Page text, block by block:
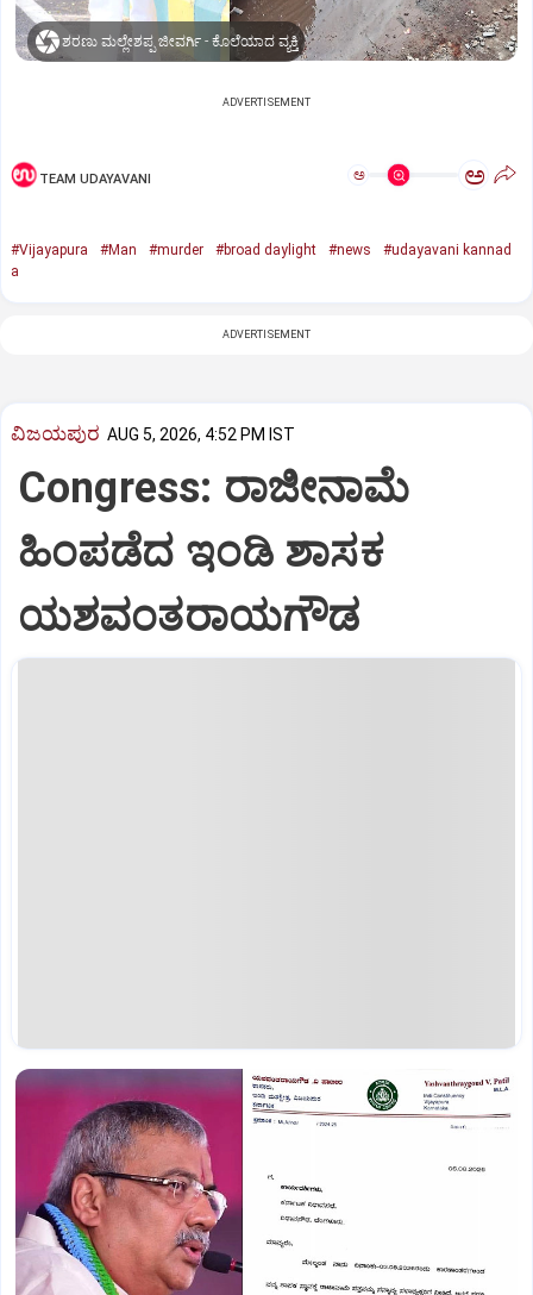
ಶರಣು ಮಲ್ಲೇಶಪ್ಪ ಜೀವರ್ಗಿ - ಕೊಲೆಯಾದ ವ್ಯಕ್ತಿ
ADVERTISEMENT
TEAM UDAYAVANI ಅ ಅ
#Vijayapura #Man #murder #broad daylight #news
#udayavani kannad
a
ADVERTISEMENT
ವಿಜಯಪುರ AUG 5, 2026, 4:52 PM IST
Congress: ರಾಜೀನಾಮೆ
ಹಿಂಪಡೆದ ಇಂಡಿ ಶಾಸಕ
ಯಶವಂತರಾಯಗೌಡ